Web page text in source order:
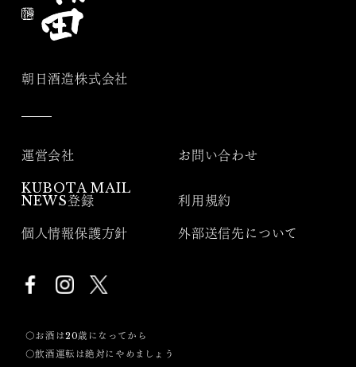
朝日酒造株式会社
運営会社 お問い合わせ
KUBOTA MAIL
NEWS登録
利用規約
個人情報保護方針 外部送信先について
〇お酒は20歳になってから
〇飲酒運転は絶対にやめましょう